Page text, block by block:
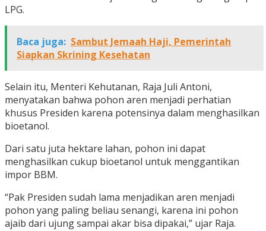
LPG.
Baca juga: Sambut Jemaah Haji, Pemerintah
Siapkan Skrining Kesehatan
Selain itu, Menteri Kehutanan, Raja Juli Antoni,
menyatakan bahwa pohon aren menjadi perhatian
khusus Presiden karena potensinya dalam menghasilkan
bioetanol.
Dari satu juta hektare lahan, pohon ini dapat
menghasilkan cukup bioetanol untuk menggantikan
impor BBM.
“Pak Presiden sudah lama menjadikan aren menjadi
pohon yang paling beliau senangi, karena ini pohon
ajaib dari ujung sampai akar bisa dipakai,” ujar Raja.